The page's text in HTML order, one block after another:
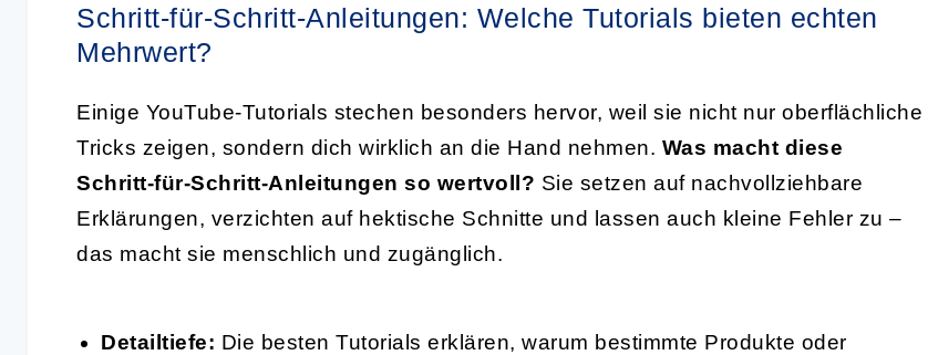
Schritt-für-Schritt-Anleitungen: Welche Tutorials bieten echten
Mehrwert?
Einige YouTube-Tutorials stechen besonders hervor, weil sie nicht nur oberflächliche
Tricks zeigen, sondern dich wirklich an die Hand nehmen. Was macht diese
Schritt-für-Schritt-Anleitungen so wertvoll? Sie setzen auf nachvollziehbare
Erklärungen, verzichten auf hektische Schnitte und lassen auch kleine Fehler zu –
das macht sie menschlich und zugänglich.
Detailtiefe: Die besten Tutorials erklären, warum bestimmte Produkte oder